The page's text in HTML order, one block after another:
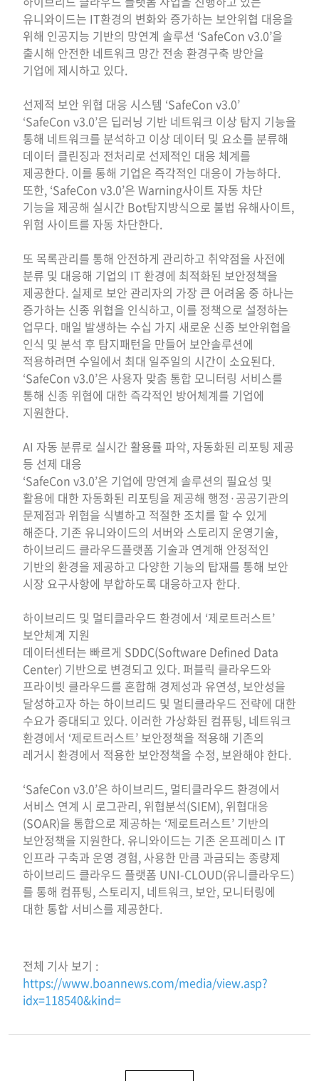
유니와이드는 IT환경의 변화와 증가하는 보안위협 대응을
위해 인공지능 기반의 망연계 솔루션 ‘SafeCon v3.0’을
출시해 안전한 네트워크 망간 전송 환경구축 방안을
기업에 제시하고 있다.
선제적 보안 위협 대응 시스템 ‘SafeCon v3.0’
‘SafeCon v3.0’은 딥러닝 기반 네트워크 이상 탐지 기능을
통해 네트워크를 분석하고 이상 데이터 및 요소를 분류해
데이터 클린징과 전처리로 선제적인 대응 체계를
제공한다. 이를 통해 기업은 즉각적인 대응이 가능하다.
또한, ‘SafeCon v3.0’은 Warning사이트 자동 차단
기능을 제공해 실시간 Bot탐지방식으로 불법 유해사이트,
위험 사이트를 자동 차단한다.
또 목록관리를 통해 안전하게 관리하고 취약점을 사전에
분류 및 대응해 기업의 IT 환경에 최적화된 보안정책을
제공한다. 실제로 보안 관리자의 가장 큰 어려움 중 하나는
증가하는 신종 위협을 인식하고, 이를 정책으로 설정하는
업무다. 매일 발생하는 수십 가지 새로운 신종 보안위협을
인식 및 분석 후 탐지패턴을 만들어 보안솔루션에
적용하려면 수일에서 최대 일주일의 시간이 소요된다.
‘SafeCon v3.0’은 사용자 맞춤 통합 모니터링 서비스를
통해 신종 위협에 대한 즉각적인 방어체계를 기업에
지원한다.
AI 자동 분류로 실시간 활용률 파악, 자동화된 리포팅 제공
등 선제 대응
‘SafeCon v3.0’은 기업에 망연계 솔루션의 필요성 및
활용에 대한 자동화된 리포팅을 제공해 행정·공공기관의
문제점과 위협을 식별하고 적절한 조치를 할 수 있게
해준다. 기존 유니와이드의 서버와 스토리지 운영기술,
하이브리드 클라우드플랫폼 기술과 연계해 안정적인
기반의 환경을 제공하고 다양한 기능의 탑재를 통해 보안
시장 요구사항에 부합하도록 대응하고자 한다.
하이브리드 및 멀티클라우드 환경에서 ‘제로트러스트’
보안체계 지원
데이터센터는 빠르게 SDDC(Software Defined Data
Center) 기반으로 변경되고 있다. 퍼블릭 클라우드와
프라이빗 클라우드를 혼합해 경제성과 유연성, 보안성을
달성하고자 하는 하이브리드 및 멀티클라우드 전략에 대한
수요가 증대되고 있다. 이러한 가상화된 컴퓨팅, 네트워크
환경에서 ‘제로트러스트’ 보안정책을 적용해 기존의
레거시 환경에서 적용한 보안정책을 수정, 보완해야 한다.
‘SafeCon v3.0’은 하이브리드, 멀티클라우드 환경에서
서비스 연계 시 로그관리, 위협분석(SIEM), 위협대응
(SOAR)을 통합으로 제공하는 ‘제로트러스트’ 기반의
보안정책을 지원한다. 유니와이드는 기존 온프레미스 IT
인프라 구축과 운영 경험, 사용한 만큼 과금되는 종량제
하이브리드 클라우드 플랫폼 UNI-CLOUD(유니클라우드)
를 통해 컴퓨팅, 스토리지, 네트워크, 보안, 모니터링에
대한 통합 서비스를 제공한다.
전체 기사 보기 :
https://www.boannews.com/media/view.asp?
idx=118540&kind=